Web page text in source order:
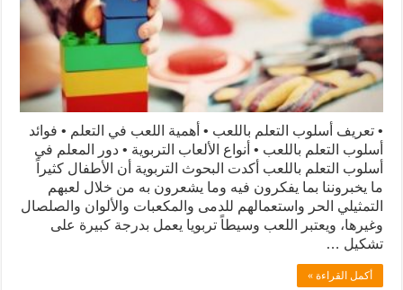
• تعريف أسلوب التعلم باللعب • أهمية اللعب في التعلم • فوائد
أسلوب التعلم باللعب • أنواع الألعاب التربوية • دور المعلم في
أسلوب التعلم باللعب أكدت البحوث التربوية أن الأطفال كثيراً
ما يخبروننا بما يفكرون فيه وما يشعرون به من خلال لعبهم
التمثيلي الحر واستعمالهم للدمى والمكعبات والألوان والصلصال
وغيرها، ويعتبر اللعب وسيطاً تربويا يعمل بدرجة كبيرة على
تشكيل …
أكمل القراءة »